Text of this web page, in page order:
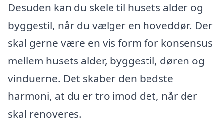
Desuden kan du skele til husets alder og
byggestil, når du vælger en hoveddør. Der
skal gerne være en vis form for konsensus
mellem husets alder, byggestil, døren og
vinduerne. Det skaber den bedste
harmoni, at du er tro imod det, når der
skal renoveres.